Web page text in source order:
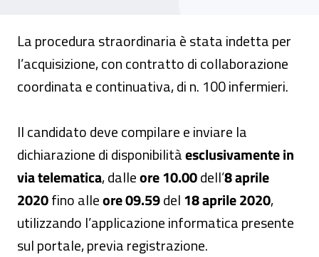
La procedura straordinaria è stata indetta per
l’acquisizione, con contratto di collaborazione
coordinata e continuativa, di n. 100 infermieri.
Il candidato deve compilare e inviare la
dichiarazione di disponibilitàesclusivamente in
via telematica, dalleore 10.00dell’8 aprile
2020fino alleore 09.59del18 aprile 2020,
utilizzando l’applicazione informatica presente
sul portale, previa registrazione.